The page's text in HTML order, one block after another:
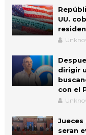
UU.
dirigir
con el
seran